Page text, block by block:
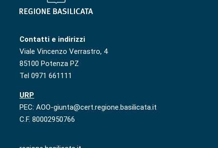
Contatti e indirizzi
Viale Vincenzo Verrastro, 4
85100 Potenza PZ
Tel 0971 661111
URP
PEC: AOO-giunta@cert.regione.basilicata.it
C.F. 80002950766